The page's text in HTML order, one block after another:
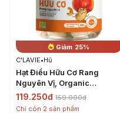
Giảm 25%
C'LAVIE•Hũ
Hạt Điều Hữu Cơ Rang
Nguyên Vị, Organic
Unsalted Roasted Cashew
(200g) - C'LAVIE
119.250đ 159.000đ
Chỉ còn 2 sản phẩm